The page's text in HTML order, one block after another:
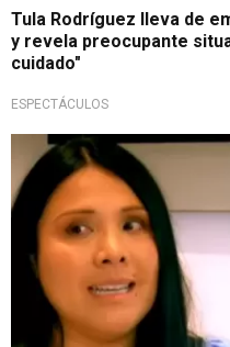
Tula Rodríguez lleva de
y revela preocupante
cuidado"
ESPECTÁCULOS
¡Qué fuerte!